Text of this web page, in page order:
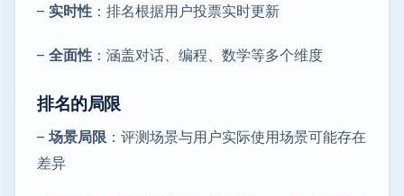
– 实时性 ：排名根据用户投票实时更新
– 全面性 ：涵盖对话、编程、数学等多个维度
排名的局限
– 场景局限 ：评测场景与用户实际使用场景可能存在
差异